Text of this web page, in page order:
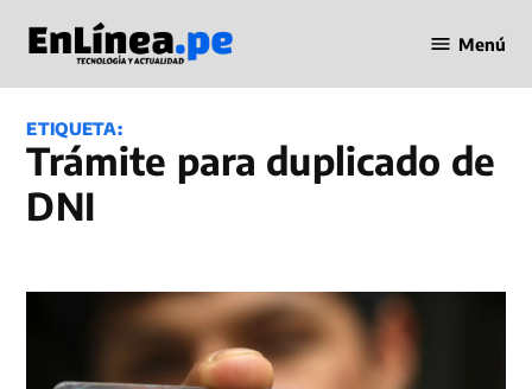
contenido
en Línea
Menú
ETIQUETA:
trámite para duplicado de
DNI